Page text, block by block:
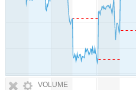
VOLUME